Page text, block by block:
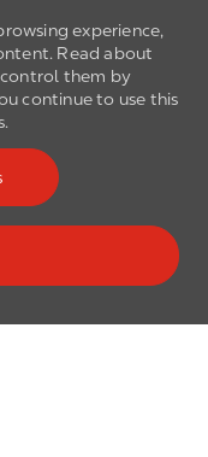
experience,
Read about
control them by
continue to use this